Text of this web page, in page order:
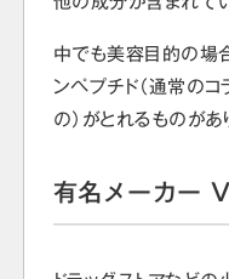
中でも美容目的の場
ンペプチド（通常の
の）がとれるものがあ
有名メーカー